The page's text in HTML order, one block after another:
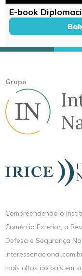
E-book
Grupo
Compreendendo o
Comércio Exterior, a
Defesa e Segurança
mais altos do país em